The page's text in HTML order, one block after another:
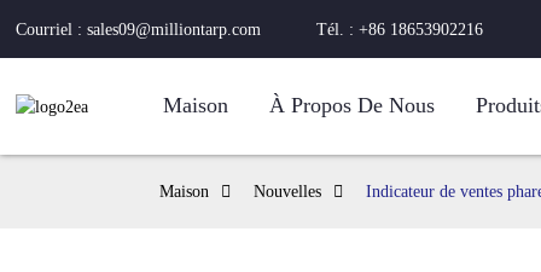
Courriel : sales09@milliontarp.com Tél. : +86 18653902216
Maison À Propos De Nous
Maison Nouvelles Indicateur de ventes